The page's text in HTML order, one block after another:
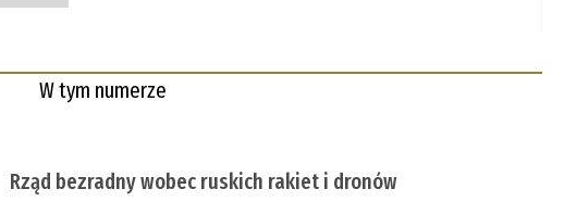
W tym numerze
Rząd bezradny wobec ruskich rakiet i dronów